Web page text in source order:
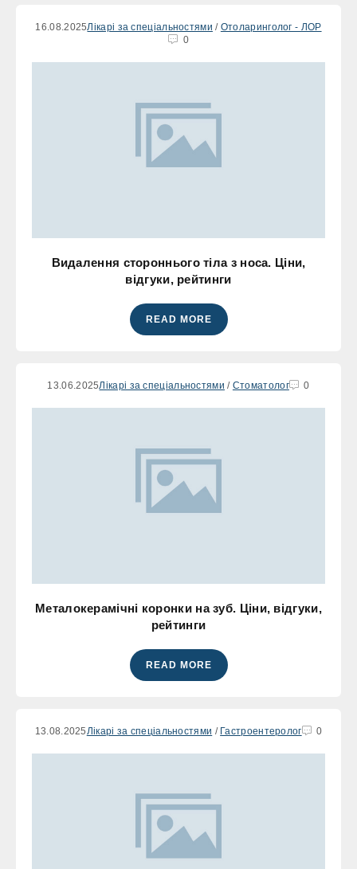
16.08.2025Лікарі за спеціальностями / Отоларинголог - ЛОР
0
Видалення стороннього тіла з носа. Ціни,
відгуки, рейтинги
READ MORE
13.06.2025Лікарі за спеціальностями / Стоматолог 0
Металокерамічні коронки на зуб. Ціни, відгуки,
рейтинги
READ MORE
13.08.2025 Лікарі за спеціальностями / Гастроентеролог 0